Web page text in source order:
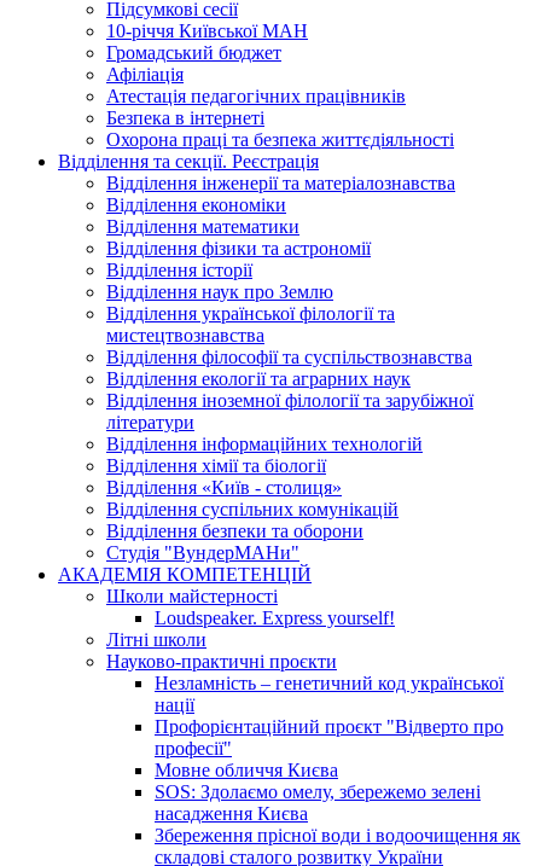
Підсумкові сесії
10-річчя Київської МАН
Громадський бюджет
Афіліація
Атестація педагогічних працівників
Безпека в інтернеті
Охорона праці та безпека життєдіяльності
Відділення та секції. Реєстрація
Відділення інженерії та матеріалознавства
Відділення економіки
Відділення математики
Відділення фізики та астрономії
Відділення історії
Відділення наук про Землю
Відділення української філології та
мистецтвознавства
Відділення філософії та суспільствознавства
Відділення екології та аграрних наук
Відділення іноземної філології та зарубіжної
літератури
Відділення інформаційних технологій
Відділення хімії та біології
Відділення «Київ - столиця»
Відділення суспільних комунікацій
Відділення безпеки та оборони
Студія "ВундерМАНи"
АКАДЕМІЯ КОМПЕТЕНЦІЙ
Школи майстерності
Loudspeaker. Express yourself!
Літні школи
Науково-практичні проєкти
Незламність – генетичний код української
нації
Профорієнтаційний проєкт "Відверто про
професії"
Мовне обличчя Києва
SOS: Здолаємо омелу, збережемо зелені
насадження Києва
Збереження прісної води і водоочищення як
складові сталого розвитку України